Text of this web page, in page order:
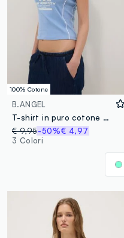
100% Cotone
B.ANGEL
T-shirt in puro cotone azzurra slim fit con collo a V e stampa
€ 9,95-50%€ 4,97
3 Colori